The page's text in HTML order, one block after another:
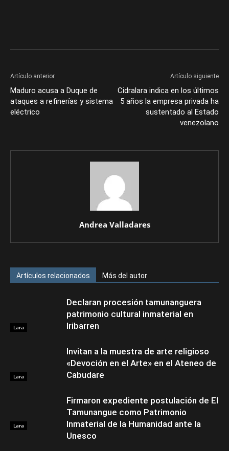
Artículo anterior
Maduro acusa a Duque de
ataques a refinerías y sistema
eléctrico
Artículo siguiente
Cidralara indica en los últimos
5 años la empresa privada ha
sustentado al Estado
venezolano
Andrea Valladares
Artículos relacionados Más del autor
Lara
Declaran procesión tamunanguera
patrimonio cultural inmaterial en
Iribarren
Lara
Invitan a la muestra de arte religioso
«Devoción en el Arte» en el Ateneo de
Cabudare
Lara
Firmaron expediente postulación de El
Tamunangue como Patrimonio
Inmaterial de la Humanidad ante la
Unesco